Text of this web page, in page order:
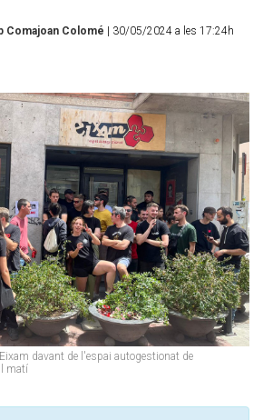
Comajoan Colomé | 30/05/2024 a les 17:24h
davant de l'espai autogestionat de
matí